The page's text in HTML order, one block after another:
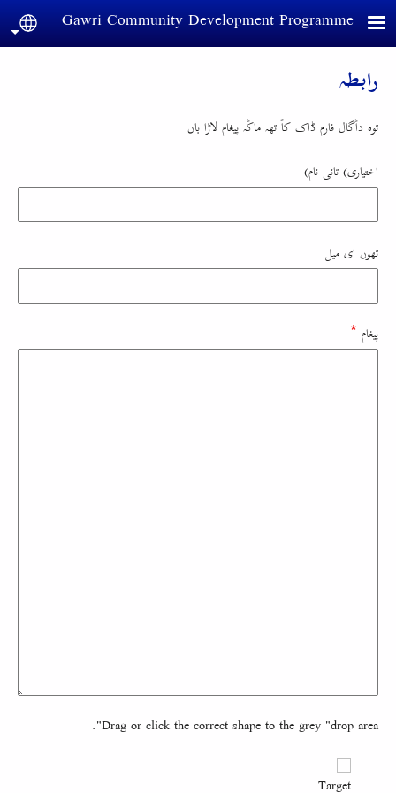
Skip to main content
Gawri Community Development Programme
رابطہ
توہ داٞگال فارم ڈاک کاٞ تھہ ماکٞہ پیغام لاڑا باں
اختیاری) تانی نام)
تھوں ای میل
پیغام
Drag or click the correct shape to the grey "drop area".